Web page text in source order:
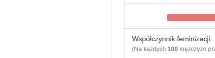
Współczynnik feminizacji
(Na każdych 100mężczyzn